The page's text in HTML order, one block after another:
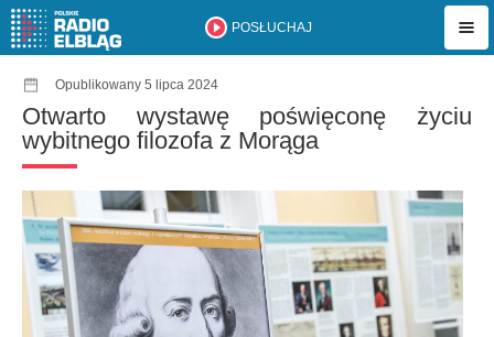
POSŁUCHAJ
Opublikowany 5 lipca 2024
Otwarto wystawę poświęconę życiu
wybitnego filozofa z Morąga